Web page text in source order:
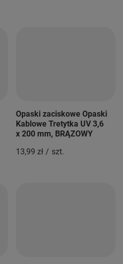
Opaski zaciskowe Opaski
Kablowe Tretytka UV 3,6
x 200 mm, BRĄZOWY
13,99 zł / szt.